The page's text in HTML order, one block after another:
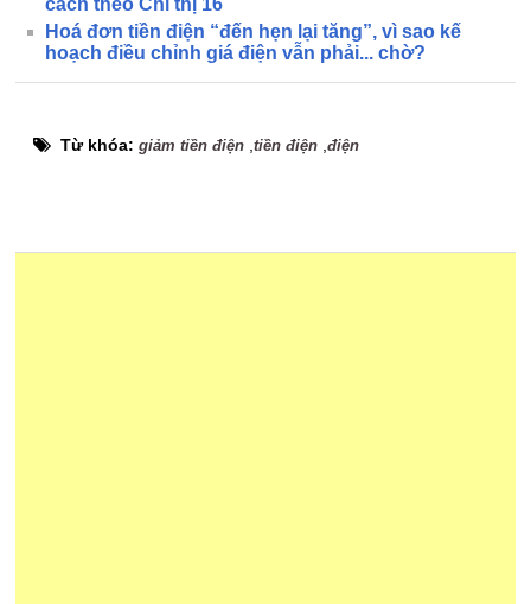
cách theo Chỉ thị 16
Hoá đơn tiền điện “đến hẹn lại tăng”, vì sao kế
hoạch điều chỉnh giá điện vẫn phải... chờ?
Từ khóa:giảm tiền điện ,tiền điện ,điện